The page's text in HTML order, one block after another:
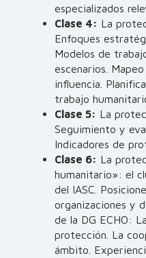
especializados
Clase 4: La
Enfoques
Modelos de
escenarios.
influencia.
trabajo
Clase 5: La
Seguimiento y
Indicadores de
Clase 6: La
humanitario»: el
del IASC.
organizaciones y
de la DG ECHO:
protección. La
ámbito.